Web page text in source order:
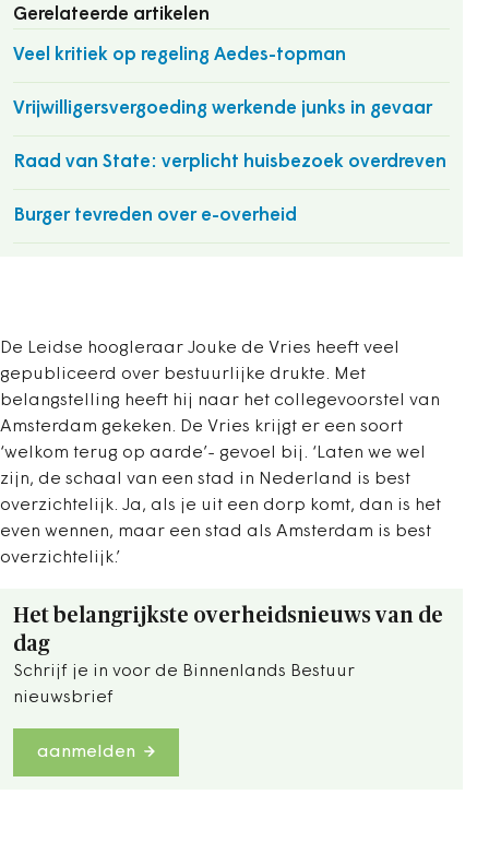
Gerelateerde artikelen
Veel kritiek op regeling Aedes-topman
Vrijwilligersvergoeding werkende junks in gevaar
Raad van State: verplicht huisbezoek overdreven
Burger tevreden over e-overheid
De Leidse hoogleraar Jouke de Vries heeft veel
gepubliceerd over bestuurlijke drukte. Met
belangstelling heeft hij naar het collegevoorstel van
Amsterdam gekeken. De Vries krijgt er een soort
‘welkom terug op aarde’- gevoel bij. ‘Laten we wel
zijn, de schaal van een stad in Nederland is best
overzichtelijk. Ja, als je uit een dorp komt, dan is het
even wennen, maar een stad als Amsterdam is best
overzichtelijk.’
Het belangrijkste overheidsnieuws van de
dag
Schrijf je in voor de Binnenlands Bestuur
nieuwsbrief
aanmelden